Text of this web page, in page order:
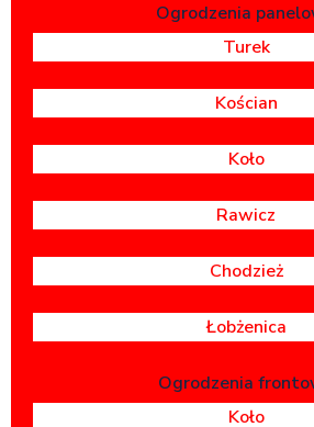
Ogrodzenia
Turek
Kościan
Koło
Rawicz
Chodzież
Łobżenica
Ogrodzenia
Koło